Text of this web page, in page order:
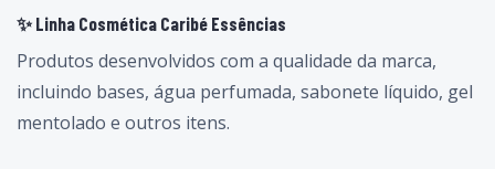
✨ Linha Cosmética Caribé Essências
Produtos desenvolvidos com a qualidade da marca,
incluindo bases, água perfumada, sabonete líquido, gel
mentolado e outros itens.